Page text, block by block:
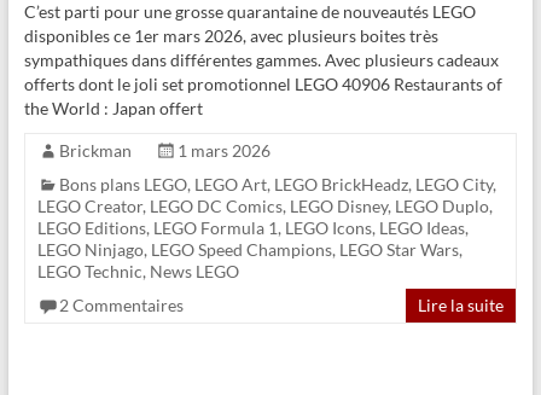
C’est parti pour une grosse quarantaine de nouveautés LEGO
disponibles ce 1er mars 2026, avec plusieurs boites très
sympathiques dans différentes gammes. Avec plusieurs cadeaux
offerts dont le joli set promotionnel LEGO 40906 Restaurants of
the World : Japan offert
Brickman
1 mars 2026
Bons plans LEGO, LEGO Art, LEGO BrickHeadz, LEGO City,
LEGO Creator, LEGO DC Comics, LEGO Disney, LEGO Duplo,
LEGO Editions, LEGO Formula 1, LEGO Icons, LEGO Ideas,
LEGO Ninjago, LEGO Speed Champions, LEGO Star Wars,
LEGO Technic, News LEGO
2 Commentaires
Lire la suite